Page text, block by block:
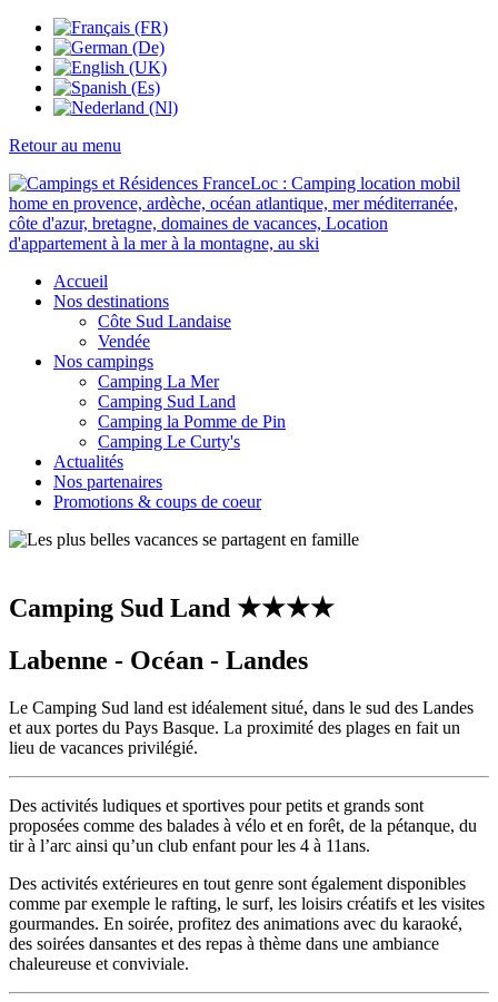
Retour au menu
Accueil
Nos destinations
Côte Sud Landaise
Vendée
Nos campings
Camping La Mer
Camping Sud Land
Camping la Pomme de Pin
Camping Le Curty's
Actualités
Nos partenaires
Promotions & coups de coeur
Camping Sud Land ★★★★
Labenne - Océan - Landes
Le Camping Sud land est idéalement situé, dans le sud des Landes
et aux portes du Pays Basque. La proximité des plages en fait un
lieu de vacances privilégié.
Des activités ludiques et sportives pour petits et grands sont
proposées comme des balades à vélo et en forêt, de la pétanque, du
tir à l’arc ainsi qu’un club enfant pour les 4 à 11ans.
Des activités extérieures en tout genre sont également disponibles
comme par exemple le rafting, le surf, les loisirs créatifs et les visites
gourmandes. En soirée, profitez des animations avec du karaoké,
des soirées dansantes et des repas à thème dans une ambiance
chaleureuse et conviviale.